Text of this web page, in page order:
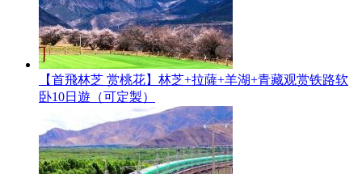
【首飛林芝 赏桃花】林芝+拉薩+羊湖+青藏观赏铁路软
卧10日遊（可定製）